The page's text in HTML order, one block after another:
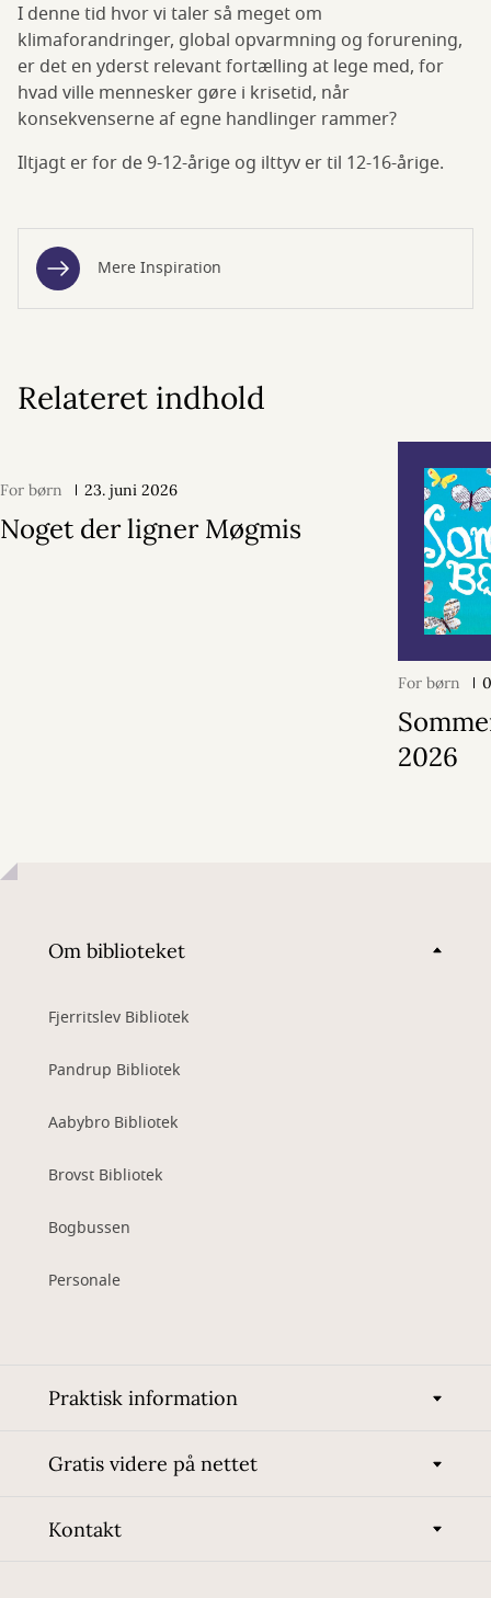
I denne tid hvor vi taler så meget om
klimaforandringer, global opvarmning og forurening,
er det en yderst relevant fortælling at lege med, for
hvad ville mennesker gøre i krisetid, når
konsekvenserne af egne handlinger rammer?
Iltjagt er for de 9-12-årige og ilttyv er til 12-16-årige.
Mere Inspiration
Relateret indhold
For børn 23. juni 2026
Noget der ligner Møgmis
For børn
2026
Om biblioteket
Fjerritslev Bibliotek
Pandrup Bibliotek
Aabybro Bibliotek
Brovst Bibliotek
Bogbussen
Personale
Praktisk information
Gratis videre på nettet
Kontakt